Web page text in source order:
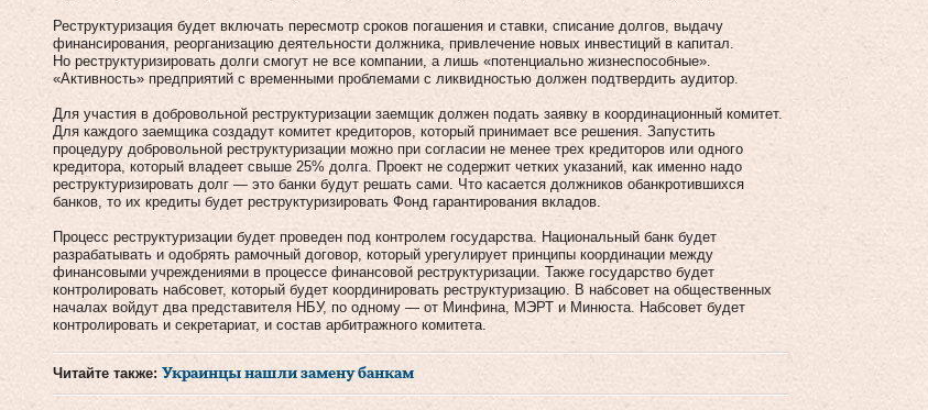
Реструктуризация будет включать пересмотр сроков погашения и ставки, списание долгов, выдачу
финансирования, реорганизацию деятельности должника, привлечение новых инвестиций в капитал.
Но реструктуризировать долги смогут не все компании, а лишь «потенциально жизнеспособные».
«Активность» предприятий с временными проблемами с ликвидностью должен подтвердить аудитор.
Для участия в добровольной реструктуризации заемщик должен подать заявку в координационный комитет.
Для каждого заемщика создадут комитет кредиторов, который принимает все решения. Запустить
процедуру добровольной реструктуризации можно при согласии не менее трех кредиторов или одного
кредитора, который владеет свыше 25% долга. Проект не содержит четких указаний, как именно надо
реструктуризировать долг — это банки будут решать сами. Что касается должников обанкротившихся
банков, то их кредиты будет реструктуризировать Фонд гарантирования вкладов.
Процесс реструктуризации будет проведен под контролем государства. Национальный банк будет
разрабатывать и одобрять рамочный договор, который урегулирует принципы координации между
финансовыми учреждениями в процессе финансовой реструктуризации. Также государство будет
контролировать набсовет, который будет координировать реструктуризацию. В набсовет на общественных
началах войдут два представителя НБУ, по одному — от Минфина, МЭРТ и Минюста. Набсовет будет
контролировать и секретариат, и состав арбитражного комитета.
Читайте также: Украинцы нашли замену банкам